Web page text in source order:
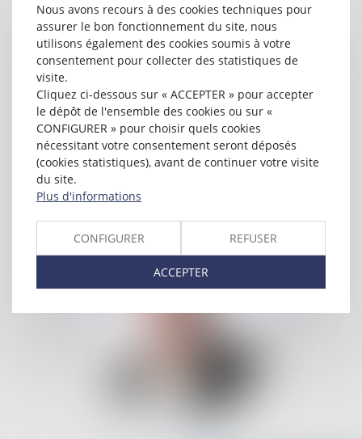
THIERRY DRUENNE
AMANDINESASTRE
Nous avons recours à des cookies techniques pour
assurer le bon fonctionnement du site, nous
utilisons également des cookies soumis à votre
consentement pour collecter des statistiques de
visite.
Cliquez ci-dessous sur « ACCEPTER » pour accepter
le dépôt de l'ensemble des cookies ou sur «
CONFIGURER » pour choisir quels cookies
nécessitant votre consentement seront déposés
(cookies statistiques), avant de continuer votre visite
du site.
Plus d'informations
CONFIGURER REFUSER
ACCEPTER